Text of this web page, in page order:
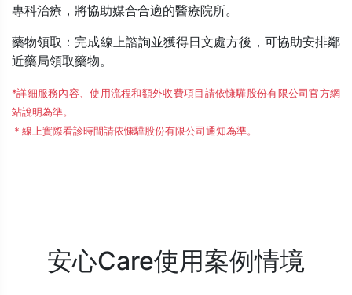
專科治療，將協助媒合合適的醫療院所。
藥物領取：完成線上諮詢並獲得日文處方後，可協助安排鄰
近藥局領取藥物。
*詳細服務內容、使用流程和額外收費項目請依慷驊股份有限公司官方網
站說明為準。
＊線上實際看診時間請依慷驊股份有限公司通知為準。
安心Care使用案例情境